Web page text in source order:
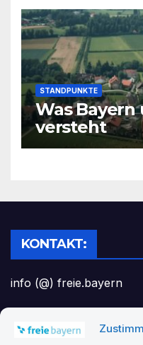
STANDPUNKTE
Was
versteht
KONTAKT:
info (@) freie.bayern